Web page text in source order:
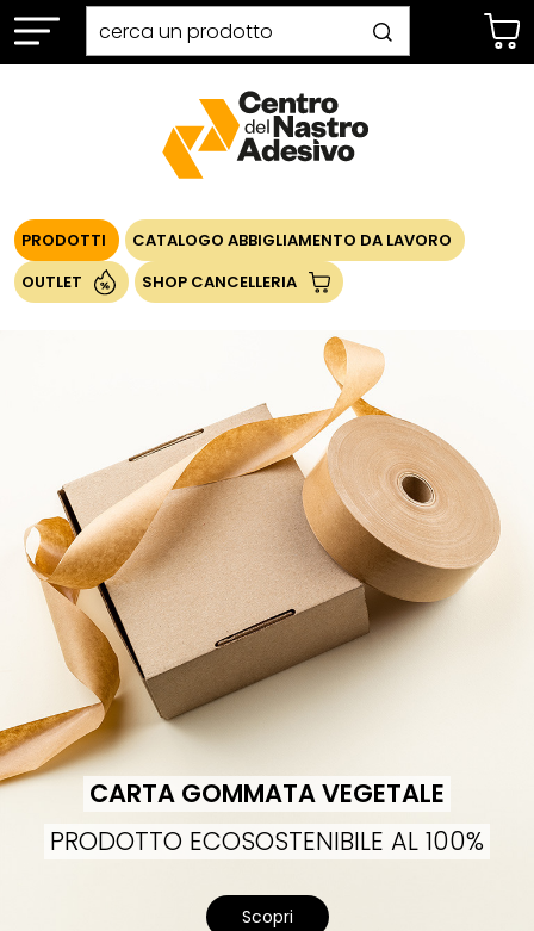
PRODOTTI
CATALOGO ABBIGLIAMENTO DA LAVORO
OUTLET
SHOP CANCELLERIA
CARTA GOMMATA VEGETALE
PRODOTTO ECOSOSTENIBILE AL 100%
Scopri